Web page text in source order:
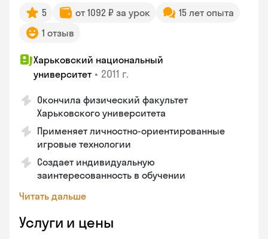
5 от 1092 ₽ за урок
15 лет опыта
1 отзыв
Харьковский национальный
университет • 2011 г.
Окончила физический факультет
Харьковского университета
Применяет личностно-ориентированные
игровые технологии
Создает индивидуальную
заинтересованность в обучении
Читать дальше
Услуги и цены